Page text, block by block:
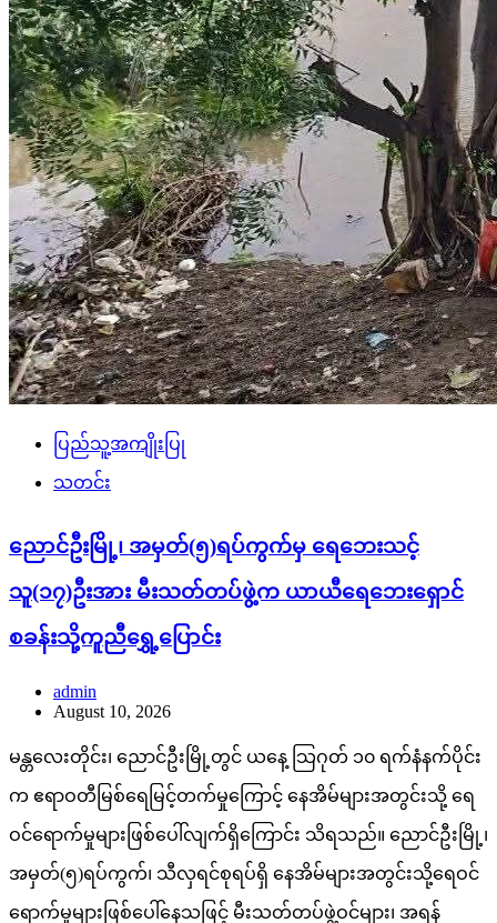
ပြည်သူ့အကျိုးပြု
သတင်း
ညောင်ဦးမြို့၊ အမှတ်(၅)ရပ်ကွက်မှ ရေဘေးသင့်
သူ(၁၇)ဦးအား မီးသတ်တပ်ဖွဲ့က ယာယီရေဘေးရှောင်
စခန်းသို့ကူညီရွှေ့ပြောင်း
admin
August 10, 2026
မန္တလေးတိုင်း၊ ညောင်ဦးမြို့တွင် ယနေ့ သြဂုတ် ၁၀ ရက်နံနက်ပိုင်း
က ဧရာဝတီမြစ်ရေမြင့်တက်မှုကြောင့် နေအိမ်များအတွင်းသို့ ရေ
ဝင်ရောက်မှုများဖြစ်ပေါ်လျက်ရှိကြောင်း သိရသည်။ ညောင်ဦးမြို့၊
အမှတ်(၅)ရပ်ကွက်၊ သီလှရင်စုရပ်ရှိ နေအိမ်များအတွင်းသို့ရေဝင်
ရောက်မှုများဖြစ်ပေါ်နေသဖြင့် မီးသတ်တပ်ဖွဲ့ဝင်များ၊ အရန်